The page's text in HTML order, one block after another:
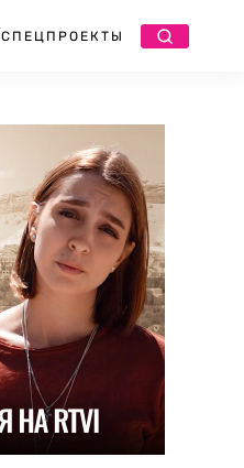
СПЕЦПРОЕКТЫ